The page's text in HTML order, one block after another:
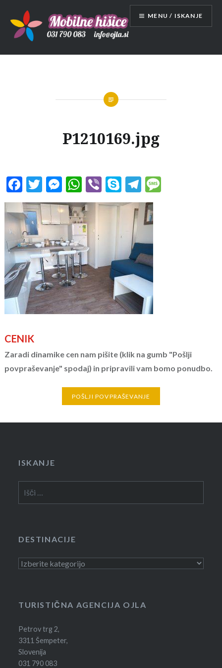
content
Mobilne hišice
MENU / ISKANJE
P1210169.jpg
Facebook
Twitter
Messenger
WhatsApp
ViberSkypeTelegram
Message
CENIK
Zaradi dinamike cen nam pišite (klik na gumb "Pošlji
povpraševanje" spodaj) in pripravili vam bomo ponudbo.
POŠLJI POVPRAŠEVANJE
ISKANJE
DESTINACIJE
Destinacije
TURISTIČNA AGENCIJA OJLA
Petrov trg 2,
3311 Šempeter,
Slovenija
031 790 083